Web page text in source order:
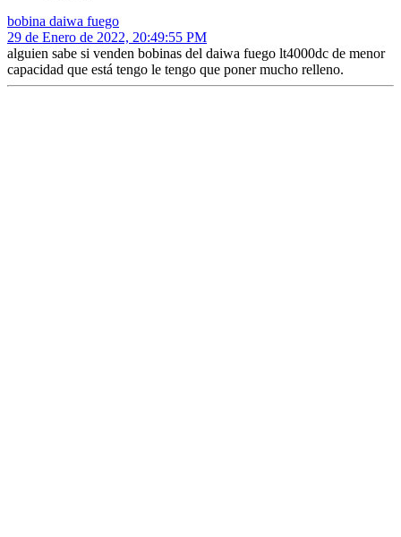
bobina daiwa fuego
29 de Enero de 2022, 20:49:55 PM
alguien sabe si venden bobinas del daiwa fuego lt4000dc de menor
capacidad que está tengo le tengo que poner mucho relleno.